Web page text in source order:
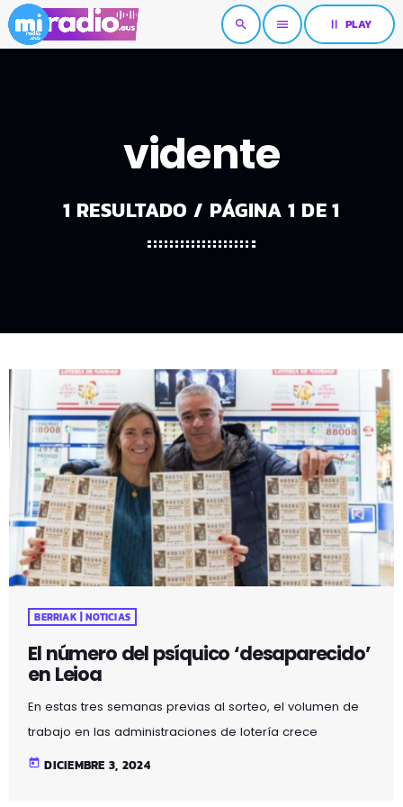
search menu pause PLAY
vidente
1 RESULTADO / PÁGINA 1 DE 1
BERRIAK | NOTICIAS
El número del psíquico ‘desaparecido’
en Leioa
En estas tres semanas previas al sorteo, el volumen de
trabajo en las administraciones de lotería crece
exponencialmente. En la oficina de loterías del centro
today DICIEMBRE 3, 2024